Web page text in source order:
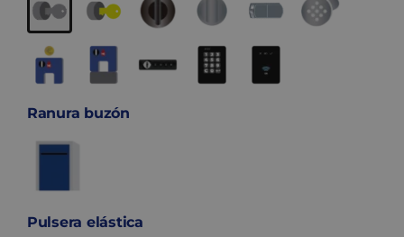
Ranura buzón
Pulsera elástica